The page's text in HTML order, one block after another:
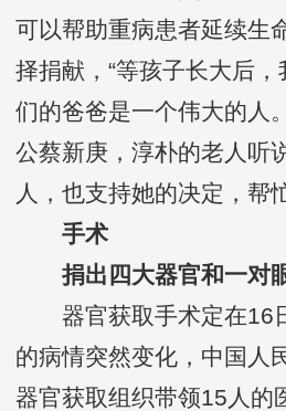
可以帮助重病患者延续生
择捐献，“等孩子长大后
们的爸爸是一个伟大的人
公蔡新庚，淳朴的老人听
人，也支持她的决定，帮
手术
捐出四大器官和一对
器官获取手术定在16
的病情突然变化，中国人
器官获取组织带领15人的